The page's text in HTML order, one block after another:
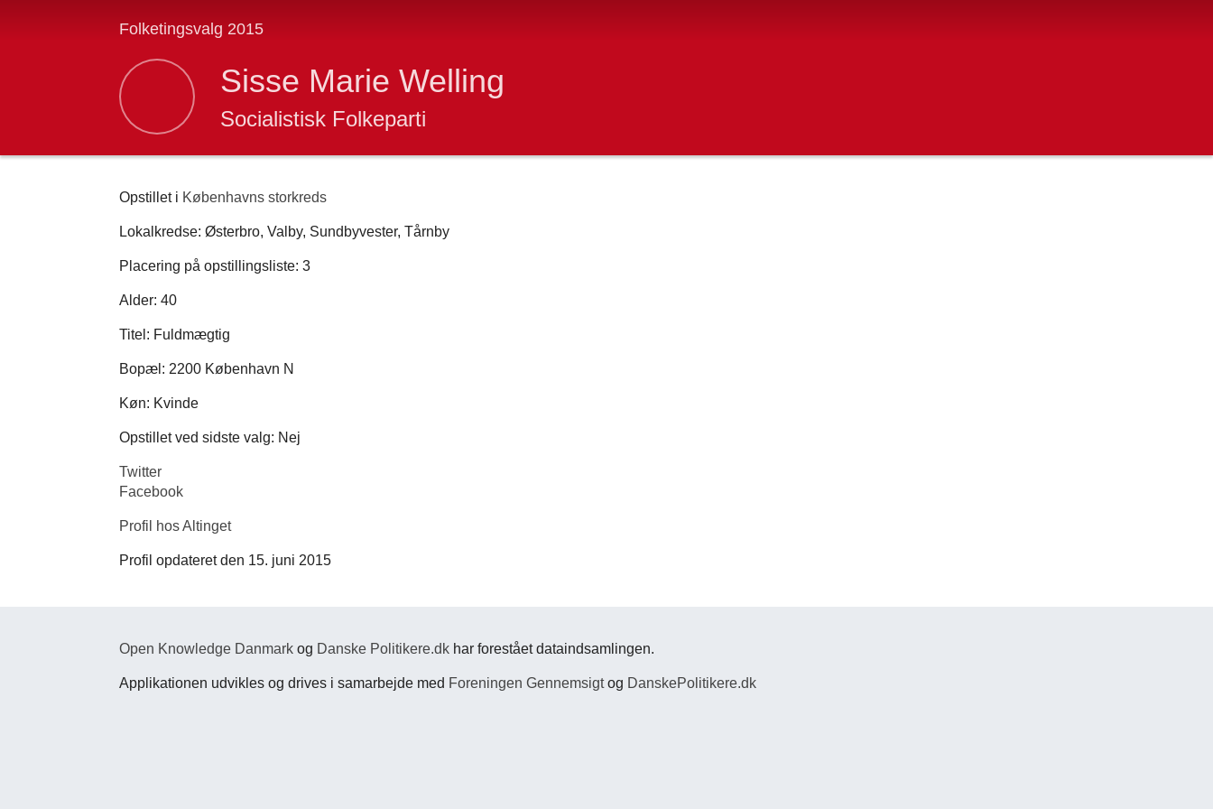
Folketingsvalg 2015
Sisse Marie Welling
Socialistisk Folkeparti
Opstillet i Københavns storkreds
Lokalkredse: Østerbro, Valby, Sundbyvester, Tårnby
Placering på opstillingsliste: 3
Alder: 40
Titel: Fuldmægtig
Bopæl: 2200 København N
Køn: Kvinde
Opstillet ved sidste valg: Nej
Twitter
Facebook
Profil hos Altinget
Profil opdateret den 15. juni 2015
Open Knowledge Danmark og Danske Politikere.dk har forestået dataindsamlingen.
Applikationen udvikles og drives i samarbejde med Foreningen Gennemsigtog DanskePolitikere.dk